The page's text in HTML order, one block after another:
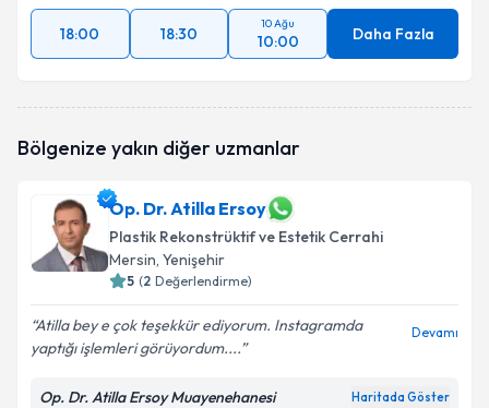
18:00 18:30
10 Ağu
10:00 Daha Fazla
Bölgenize yakın diğer uzmanlar
Op. Dr. Atilla Ersoy
Plastik Rekonstrüktif ve Estetik Cerrahi
Mersin, Yenişehir
5 (2 Değerlendirme)
Atilla bey e çok teşekkür ediyorum. Instagramda
yaptığı işlemleri görüyordum....
Devamı
Op. Dr. Atilla Ersoy Muayenehanesi Haritada Göster